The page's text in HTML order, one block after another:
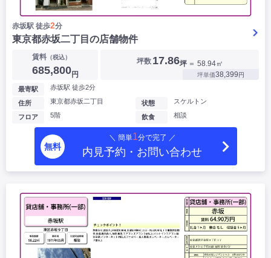
赤坂駅 徒歩2分
東京都赤坂二丁目の店舗物件
賃料（税込）
685,800円
坪数 17.86坪 ＝ 58.94㎡
坪単価38,399円
最寄駅 赤坂駅 徒歩2分
住所 東京都赤坂二丁目
フロア 5階
状態 スケルトン
飲食 相談
無料
＼ 簡単1分で完了 ／
内見予約・お問い合わせ